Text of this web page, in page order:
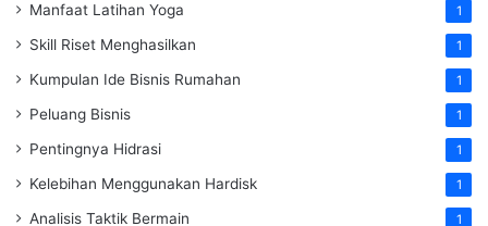
Manfaat Latihan Yoga 1
Skill Riset Menghasilkan 1
Kumpulan Ide Bisnis Rumahan 1
Peluang Bisnis 1
Pentingnya Hidrasi 1
Kelebihan Menggunakan Hardisk 1
Analisis Taktik Bermain 1